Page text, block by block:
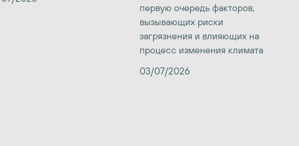
первую очередь факторов,
вызывающих риски
загрязнения и влияющих на
процесс изменения климата
03/07/2026